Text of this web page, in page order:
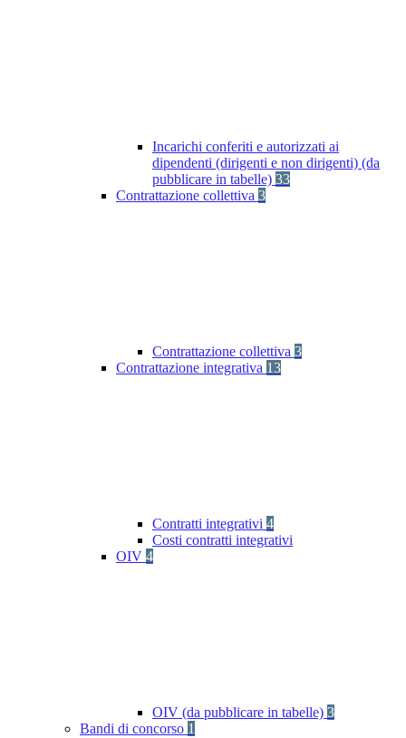
Incarichi conferiti e autorizzati ai
dipendenti (dirigenti e non dirigenti) (da
pubblicare in tabelle) 33
Contrattazione collettiva 3
Contrattazione collettiva 3
Contrattazione integrativa 13
Contratti integrativi 4
Costi contratti integrativi
OIV 4
OIV (da pubblicare in tabelle) 3
Bandi di concorso 1